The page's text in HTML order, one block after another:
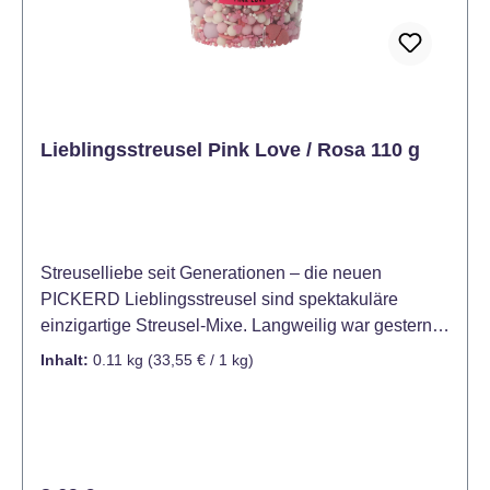
Lieblingsstreusel Pink Love / Rosa 110 g
Streuselliebe seit Generationen – die neuen
PICKERD Lieblingsstreusel sind spektakuläre
einzigartige Streusel-Mixe. Langweilig war gestern!
PICKERD Lieblingsstreusel sind außergewöhnliche
Inhalt: 0.11 kg (33,55 € / 1 kg)